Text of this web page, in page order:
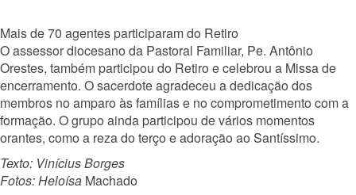
Mais de 70 agentes participaram do Retiro
O assessor diocesano da Pastoral Familiar, Pe. Antônio
Orestes, também participou do Retiro e celebrou a Missa de
encerramento. O sacerdote agradeceu a dedicação dos
membros no amparo às famílias e no comprometimento com a
formação. O grupo ainda participou de vários momentos
orantes, como a reza do terço e adoração ao Santíssimo.
Texto: Vinícius Borges
Fotos: Heloísa Machado